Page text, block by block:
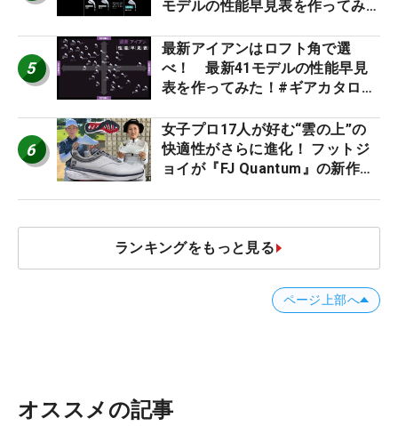
モデルの性能早見表を作ってみ
5
最新アイアンはロフト角で選
べ！ 最新41モデルの性能早見
表を作ってみた！#ギアカタログ
6
女子プロ17人が好む“雲の上”の
快適性がさらに進化！ フットジ
ョイが『FJ Quantum』の新作を
ランキングをもっと見る
ページ上部へ
オススメの記事